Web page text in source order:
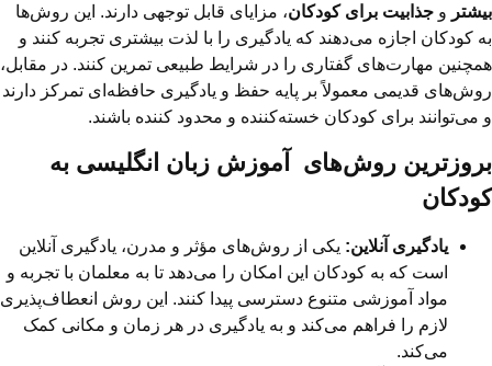
بیشتر و جذابیت برای کودکان، مزایای قابل توجهی دارند. این روش‌ها
به کودکان اجازه می‌دهند که یادگیری را با لذت بیشتری تجربه کنند و
همچنین مهارت‌های گفتاری را در شرایط طبیعی تمرین کنند. در مقابل،
روش‌های قدیمی معمولاً بر پایه حفظ و یادگیری حافظه‌ای تمرکز دارند
و می‌توانند برای کودکان خسته‌کننده و محدود کننده باشند.
بروزترین روش‌های آموزش زبان انگلیسی به
کودکان
یادگیری آنلاین: یکی از روش‌های مؤثر و مدرن، یادگیری آنلاین
است که به کودکان این امکان را می‌دهد تا به معلمان با تجربه و
مواد آموزشی متنوع دسترسی پیدا کنند. این روش انعطاف‌پذیری
لازم را فراهم می‌کند و به یادگیری در هر زمان و مکانی کمک
می‌کند.